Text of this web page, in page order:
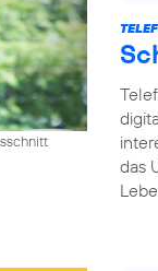
das